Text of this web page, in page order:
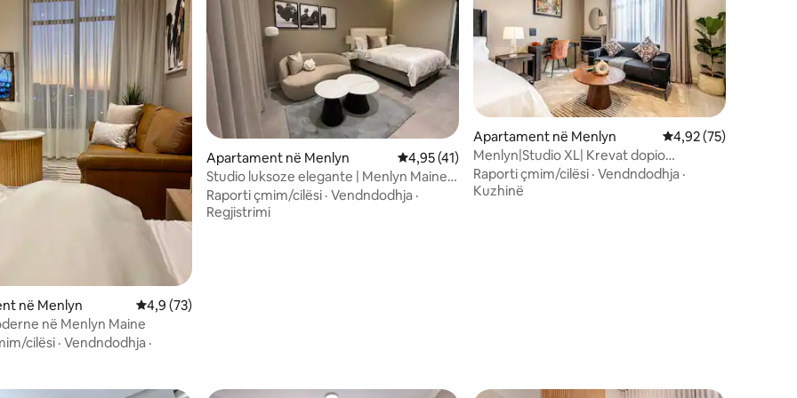
5, 71 vlerësime
në Menlyn Vlerësimi mesatar 4,9 nga 5, 73 vlerësime
4,9 (73)
në Menlyn Maine
cilësi · Vendndodhja ·
Apartament në Menlyn Vlerësimi mesatar 4,95 nga 5, 41 vlerësime
4,95 (41)
Studio luksoze elegante | Menlyn Maine |
Smart Access
Raporti çmim/cilësi · Vendndodhja ·
Regjistrimi
Apartament në Menlyn Vlerësimi mesatar
4,92 (75)
Menlyn|Studio XL| Krevat dopio
"king"|Pishinë|Restorant në tarracë
Raporti çmim/cilësi · Vendndodhja ·
Kuzhinë